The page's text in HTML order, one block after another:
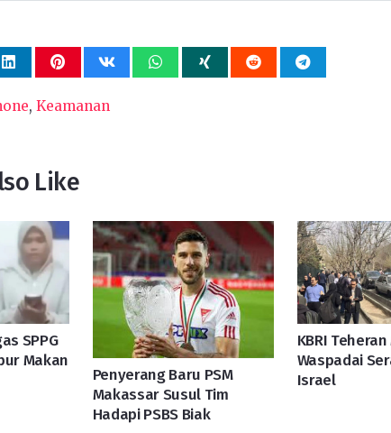
, Keamanan
Like
SPPG
Makan
Penyerang Baru PSM
Makassar Susul Tim
Hadapi PSBS Biak
KBRI
Waspadai
Israel